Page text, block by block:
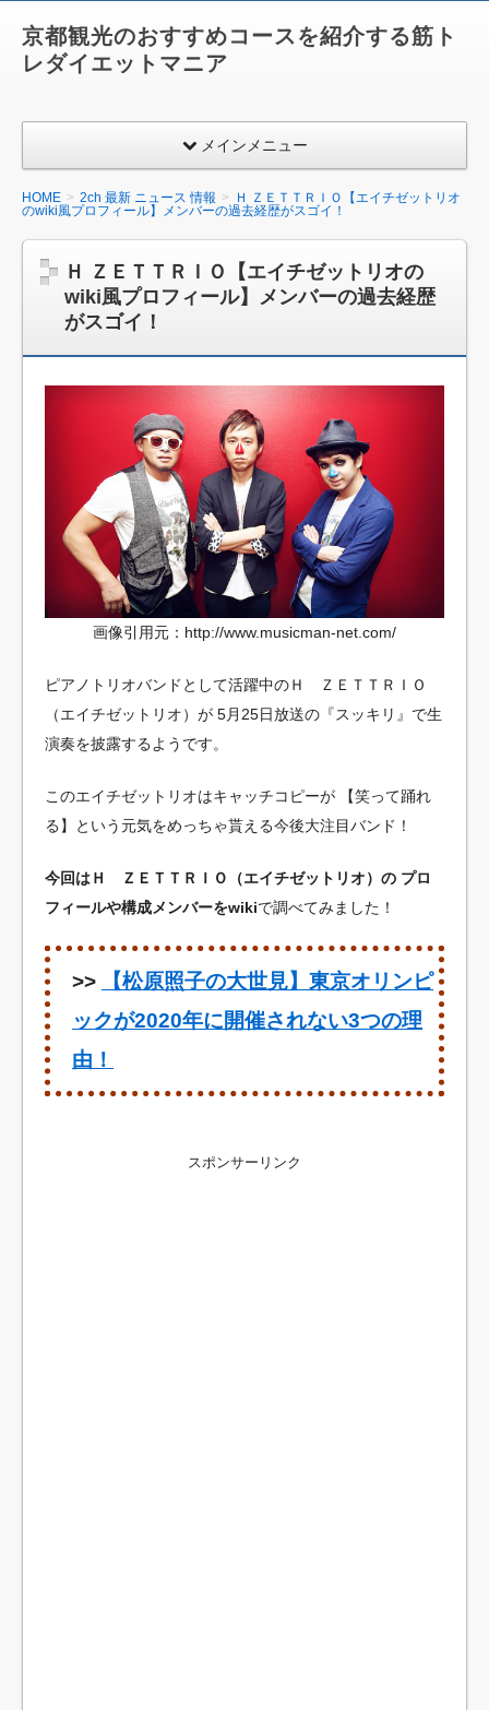
京都観光のおすすめコースを紹介する筋ト
レダイエットマニア
メインメニュー
HOME 2ch 最新 ニュース 情報
Ｈ ＺＥＴＴＲＩＯ【エイチゼットリオ
のwiki風プロフィール】メンバーの過去経歴がスゴイ！
Ｈ ＺＥＴＴＲＩＯ【エイチゼットリオの
wiki風プロフィール】メンバーの過去経歴
がスゴイ！
画像引用元：http://www.musicman-net.com/
ピアノトリオバンドとして活躍中のＨ ＺＥＴＴＲＩＯ
（エイチゼットリオ）が 5月25日放送の『スッキリ』で生
演奏を披露するようです。
このエイチゼットリオはキャッチコピーが 【笑って踊れ
る】という元気をめっちゃ貰える今後大注目バンド！
今回はＨ ＺＥＴＴＲＩＯ（エイチゼットリオ）の プロ
フィールや構成メンバーをwikiで調べてみました！
>>
【松原照子の大世見】東京オリンピ
ックが2020年に開催されない3つの理
由！
スポンサーリンク